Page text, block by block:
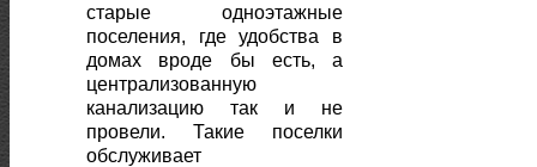
старые одноэтажные
поселения, где удобства в
домах вроде бы есть, а
централизованную
канализацию так и не
провели. Такие поселки
обслуживает